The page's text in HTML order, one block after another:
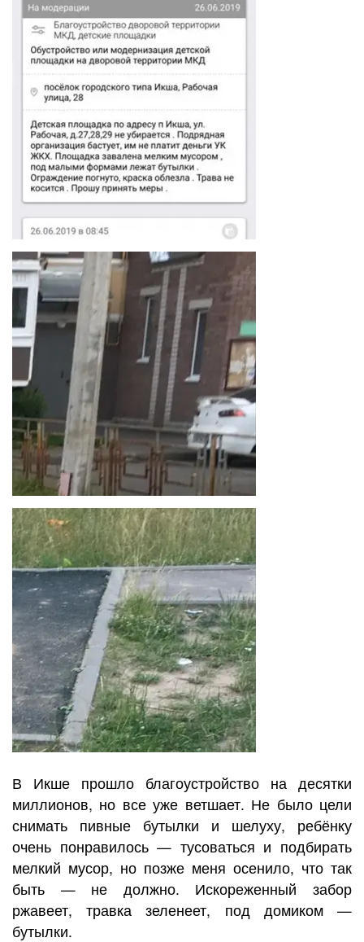
В Икше прошло благоустройство на десятки
миллионов, но все уже ветшает. Не было цели
снимать пивные бутылки и шелуху, ребёнку
очень понравилось — тусоваться и подбирать
мелкий мусор, но позже меня осенило, что так
быть — не должно. Искореженный забор
ржавеет, травка зеленеет, под домиком —
бутылки.